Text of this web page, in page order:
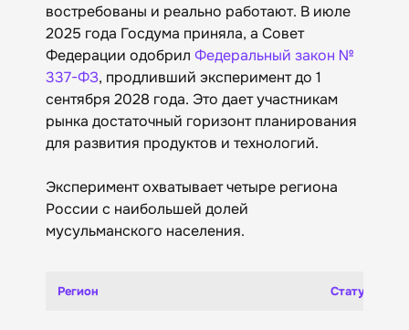
востребованы и реально работают. В июле
2025 года Госдума приняла, а Совет
Федерации одобрил Федеральный закон №
337-ФЗ, продливший эксперимент до 1
сентября 2028 года. Это дает участникам
рынка достаточный горизонт планирования
для развития продуктов и технологий.
Эксперимент охватывает четыре региона
России с наибольшей долей
мусульманского населения.
Регион Статус в